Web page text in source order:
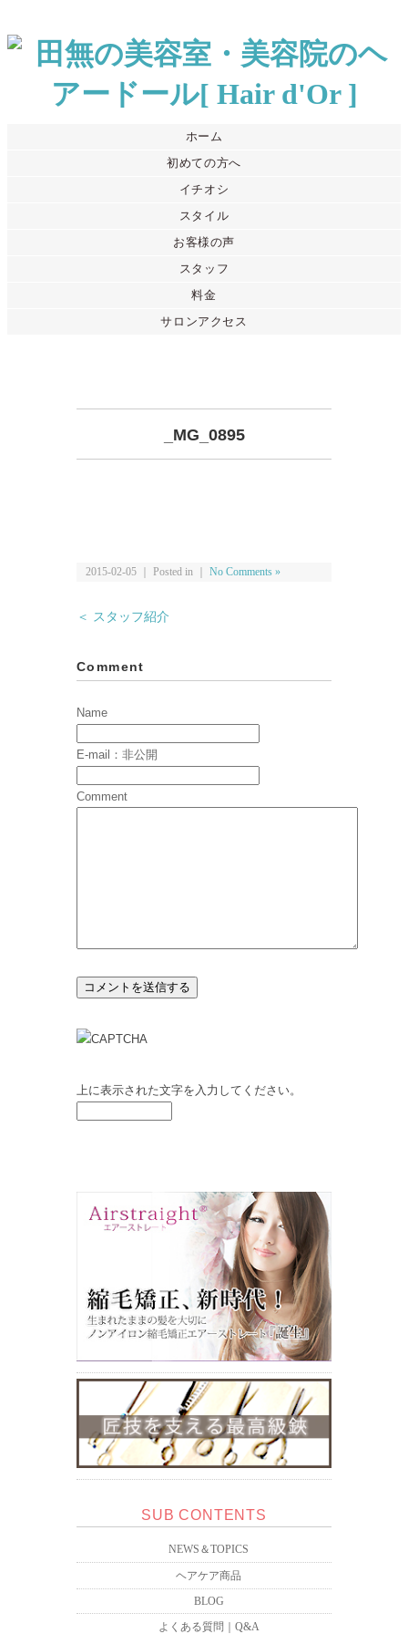
ホーム
初めての方へ
イチオシ
スタイル
お客様の声
スタッフ
料金
サロンアクセス
_MG_0895
2015-02-05 ｜ Posted in ｜ No Comments »
＜ スタッフ紹介
Comment
Name
E-mail：非公開
Comment
上に表示された文字を入力してください。
SUB CONTENTS
NEWS＆TOPICS
ヘアケア商品
BLOG
よくある質問｜Q&A